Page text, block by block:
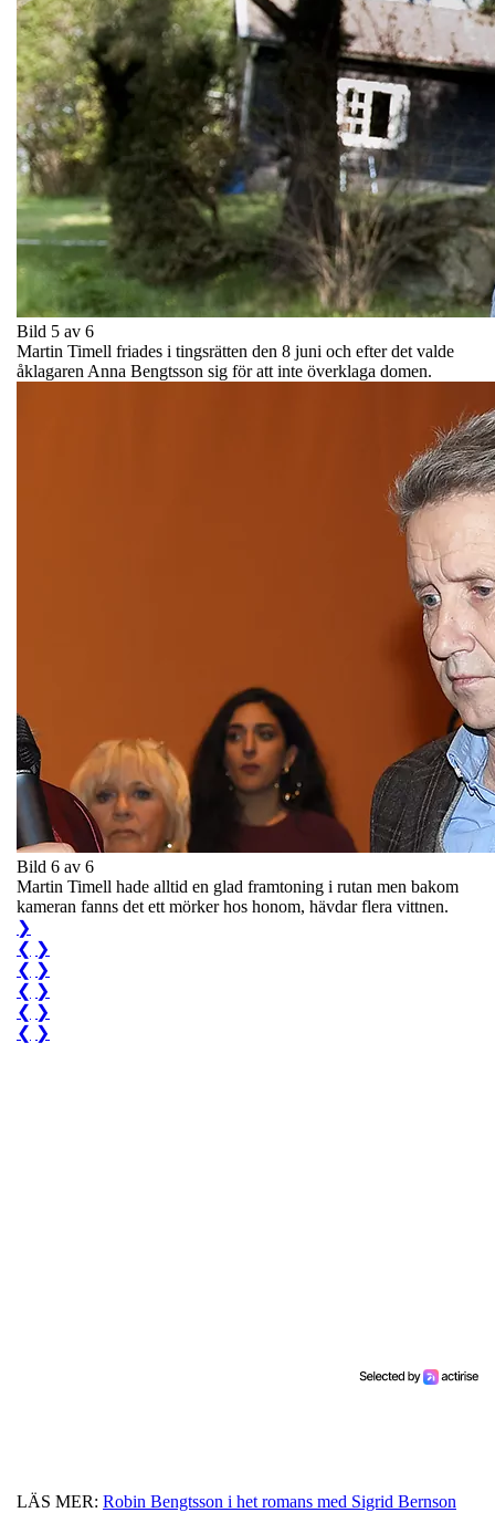
Bild 5 av 6
Martin Timell friades i tingsrätten den 8 juni och efter det valde
åklagaren Anna Bengtsson sig för att inte överklaga domen.
Bild 6 av 6
Martin Timell hade alltid en glad framtoning i rutan men bakom
kameran fanns det ett mörker hos honom, hävdar flera vittnen.
❯
❮ ❯
❮ ❯
❮ ❯
❮ ❯
❮ ❯
LÄS MER: Robin Bengtsson i het romans med Sigrid Bernson